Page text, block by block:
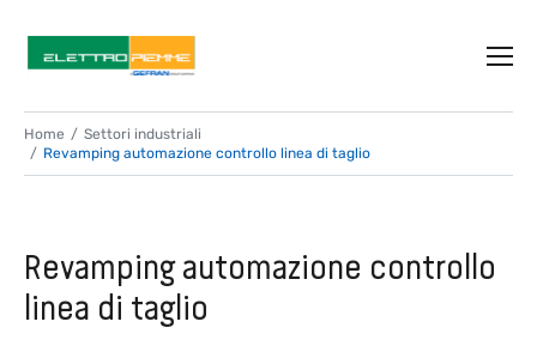
Home
Settori industriali
Revamping automazione controllo linea di taglio
Revamping automazione controllo
linea di taglio